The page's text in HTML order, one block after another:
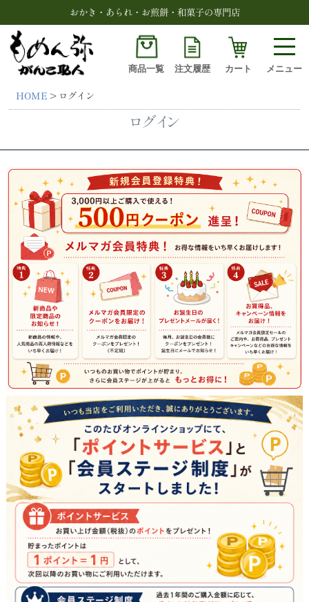
おかき・あられ・お煎餅・和菓子の専門店
商品一覧 注文履歴 カート メニュー
検索
HOME ログイン
ログイン